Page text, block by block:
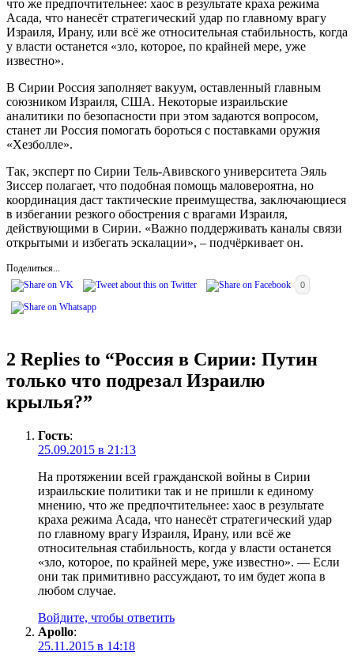
что же предпочтительнее: хаос в результате краха режима
Асада, что нанесёт стратегический удар по главному врагу
Израиля, Ирану, или всё же относительная стабильность, когда
у власти останется «зло, которое, по крайней мере, уже
известно».
В Сирии Россия заполняет вакуум, оставленный главным
союзником Израиля, США. Некоторые израильские
аналитики по безопасности при этом задаются вопросом,
станет ли Россия помогать бороться с поставками оружия
«Хезболле».
Так, эксперт по Сирии Тель-Авивского университета Эяль
Зиссер полагает, что подобная помощь маловероятна, но
координация даст тактические преимущества, заключающиеся
в избегании резкого обострения с врагами Израиля,
действующими в Сирии. «Важно поддерживать каналы связи
открытыми и избегать эскалации», – подчёркивает он.
Поделиться...
0
2 Replies to “Россия в Сирии: Путин
только что подрезал Израилю
крылья?”
Гость:
25.09.2015 в 21:13
На протяжении всей гражданской войны в Сирии
израильские политики так и не пришли к единому
мнению, что же предпочтительнее: хаос в результате
краха режима Асада, что нанесёт стратегический удар
по главному врагу Израиля, Ирану, или всё же
относительная стабильность, когда у власти останется
«зло, которое, по крайней мере, уже известно». — Если
они так примитивно рассуждают, то им будет жопа в
любом случае.
Войдите, чтобы ответить
Apollo:
25.11.2015 в 14:18